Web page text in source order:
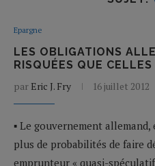
Epargne
LES OBLIGATIONS
RISQUÉES QUE
par Eric J. Fry 16 juillet 2012
▪ Le gouvernement
plus de probabilités de faire
emprunteur « quasi-spéculatif